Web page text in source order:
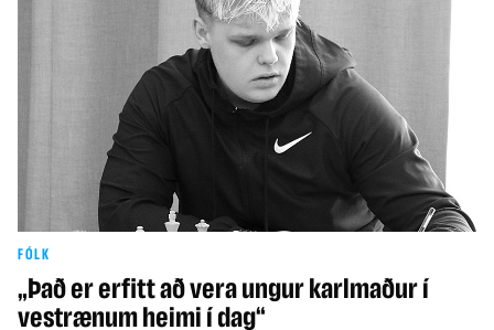
FÓLK
„Það er erfitt að vera ungur karlmaður í
vestrænum heimi í dag“